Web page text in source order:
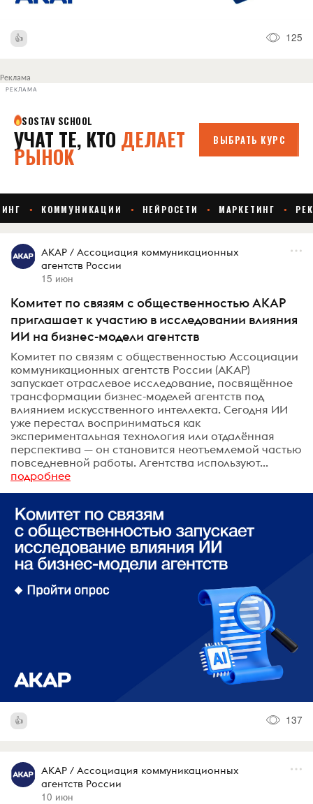
125
Реклама
РЕКЛАМА
АКАР / Ассоциация коммуникационных
агентств России
15 июн
Комитет по связям с общественностью АКАР
приглашает к участию в исследовании влияния
ИИ на бизнес-модели агентств
Комитет по связям с общественностью Ассоциации
коммуникационных агентств России (АКАР)
запускает отраслевое исследование, посвящённое
трансформации бизнес-моделей агентств под
влиянием искусственного интеллекта. Сегодня ИИ
уже перестал восприниматься как
экспериментальная технология или отдалённая
перспектива — он становится неотъемлемой частью
повседневной работы. Агентства используют...
подробнее
137
АКАР / Ассоциация коммуникационных
агентств России
10 июн